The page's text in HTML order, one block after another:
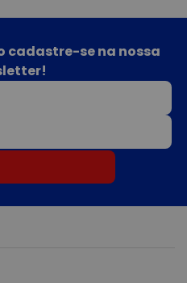
cadastre-se na nossa